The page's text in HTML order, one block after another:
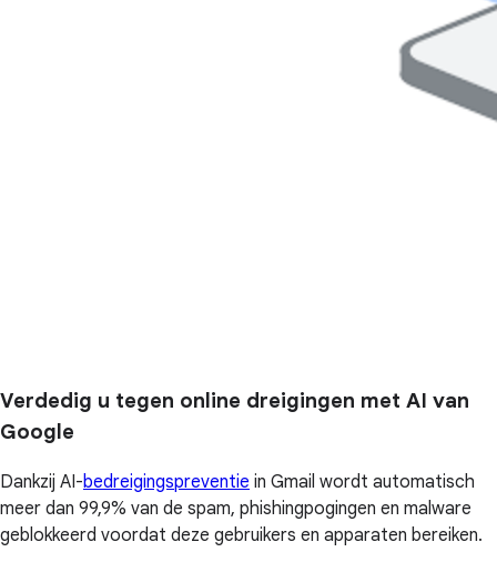
Verdedig u tegen online dreigingen met AI van
Google
Dankzij AI-bedreigingspreventie in Gmail wordt automatisch
meer dan 99,9% van de spam, phishingpogingen en malware
geblokkeerd voordat deze gebruikers en apparaten bereiken.